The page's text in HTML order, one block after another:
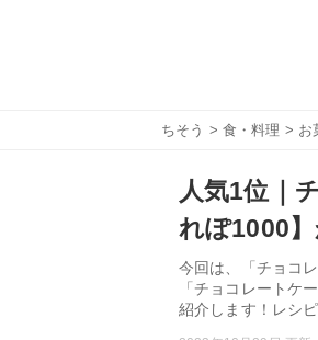
ちそう > 食・料理 > お
人気1位｜
れぽ1000】
今回は、「チョコ
「チョコレートケ
紹介します！レシ